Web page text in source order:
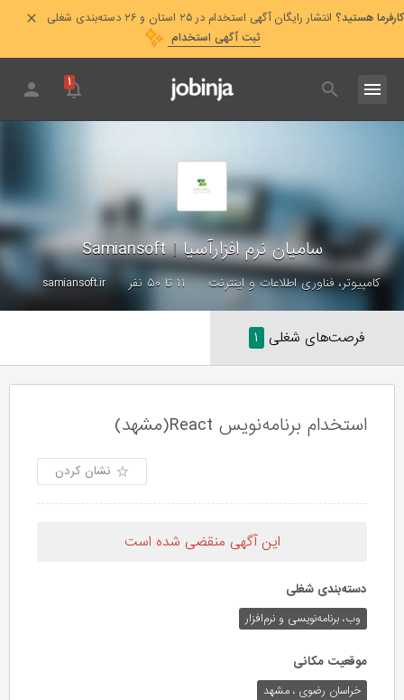
کارفرما هستید؟ انتشار رایگان آگهی استخدام در ۲۵ استان و ۲۶ دسته‌بندی شغلی
ثبت آگهی استخدام
۱
سامیان نرم افزارآسیا|
Samiansoft
کامپیوتر، فناوری اطلاعات و اینترنت ۱۱ تا ۵۰ نفر samiansoft.ir
فرصت‌های شغلی ۱
استخدام برنامه‌نویس React(مشهد)
نشان کردن
این آگهی منقضی شده است
دسته‌بندی شغلی
وب،‌ برنامه‌نویسی و نرم‌افزار
موقعیت مکانی
خراسان رضوی ، مشهد